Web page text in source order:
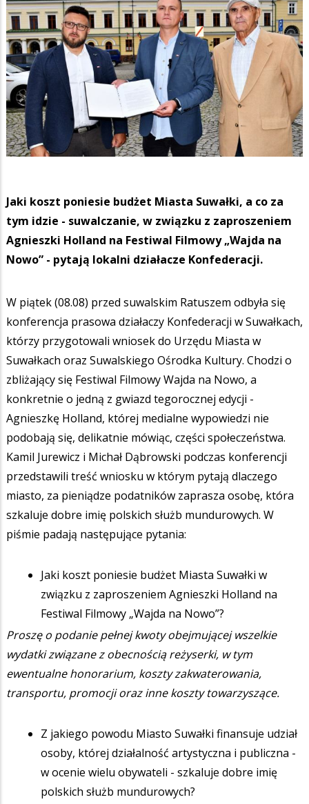
Jaki koszt poniesie budżet Miasta Suwałki, a co za
tym idzie - suwalczanie, w związku z zaproszeniem
Agnieszki Holland na Festiwal Filmowy „Wajda na
Nowo” - pytają lokalni działacze Konfederacji.
W piątek (08.08) przed suwalskim Ratuszem odbyła się
konferencja prasowa działaczy Konfederacji w Suwałkach,
którzy przygotowali wniosek do Urzędu Miasta w
Suwałkach oraz Suwalskiego Ośrodka Kultury. Chodzi o
zbliżający się Festiwal Filmowy Wajda na Nowo, a
konkretnie o jedną z gwiazd tegorocznej edycji -
Agnieszkę Holland, której medialne wypowiedzi nie
podobają się, delikatnie mówiąc, części społeczeństwa.
Kamil Jurewicz i Michał Dąbrowski podczas konferencji
przedstawili treść wniosku w którym pytają dlaczego
miasto, za pieniądze podatników zaprasza osobę, która
szkaluje dobre imię polskich służb mundurowych. W
piśmie padają następujące pytania:
Jaki koszt poniesie budżet Miasta Suwałki w
związku z zaproszeniem Agnieszki Holland na
Festiwal Filmowy „Wajda na Nowo”?
Proszę o podanie pełnej kwoty obejmującej wszelkie
wydatki związane z obecnością reżyserki, w tym
ewentualne honorarium, koszty zakwaterowania,
transportu, promocji oraz inne koszty towarzyszące.
Z jakiego powodu Miasto Suwałki finansuje udział
osoby, której działalność artystyczna i publiczna -
w ocenie wielu obywateli - szkaluje dobre imię
polskich służb mundurowych?